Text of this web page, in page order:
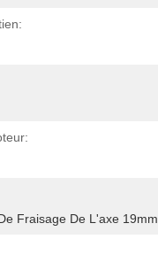
Fraisage De L'axe 19mm